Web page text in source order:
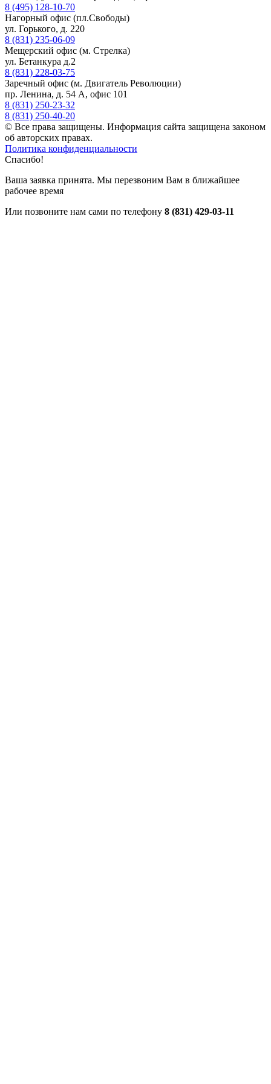
8 (495) 128-10-70
Нагорный офис (пл.Свободы)
ул. Горького, д. 220
8 (831) 235-06-09
Мещерский офис (м. Стрелка)
ул. Бетанкура д.2
8 (831) 228-03-75
Заречный офис (м. Двигатель Революции)
пр. Ленина, д. 54 А, офис 101
8 (831) 250-23-32
8 (831) 250-40-20
© Все права защищены. Информация сайта защищена законом
об авторских правах.
Политика конфиденциальности
Спасибо!
Ваша заявка принята. Мы перезвоним Вам в ближайшее
рабочее время
Или позвоните нам сами по телефону 8 (831) 429-03-11